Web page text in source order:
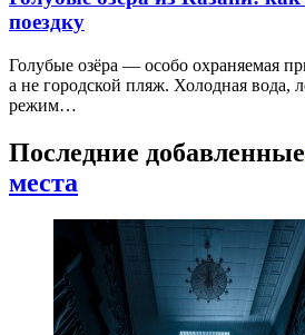
поездку
Голубые озёра — особо охраняемая
а не городской пляж. Холодная вода,
режим…
Последние добавленные
места